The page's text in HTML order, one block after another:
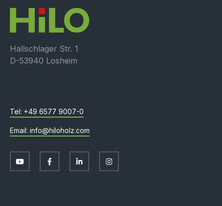
Hallschlager Str. 1
D-53940 Losheim
+49 6577 9007-0
info@hiloholz.com